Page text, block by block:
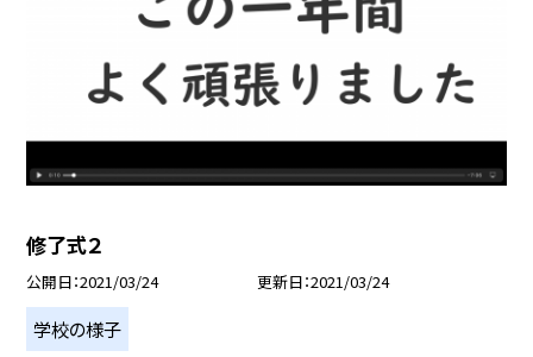
修了式２
公開日 2021/03/24 更新日 2021/03/24
学校の様子